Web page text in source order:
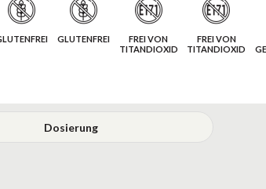
GLUTENFREI
FREI VON
TITANDIOXID
FREI VON
TITANDIOXID
Dosierung